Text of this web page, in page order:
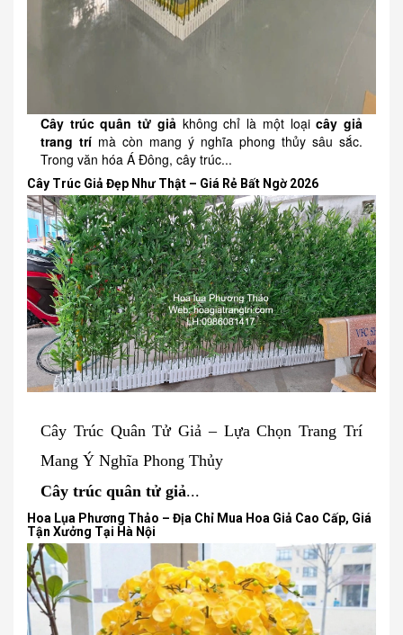
Cây trúc quân tử giảkhông chỉ là một loạicây giả
trang trí mà còn mang ý nghĩa phong thủy sâu sắc.
Trong văn hóa Á Đông, cây trúc...
Cây Trúc Giả Đẹp Như Thật – Giá Rẻ Bất Ngờ 2026
Cây Trúc Quân Tử Giả – Lựa Chọn Trang Trí
Mang Ý Nghĩa Phong Thủy
Cây trúc quân tử giả...
Hoa Lụa Phương Thảo – Địa Chỉ Mua Hoa Giả Cao Cấp, Giá
Tận Xưởng Tại Hà Nội